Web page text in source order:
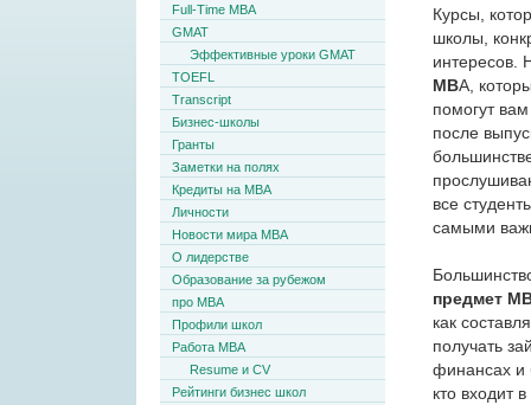
Курсы,
школы,
интересов.
MBA,
помогут
после
все
самыми
предмет
как
получать
финансах и
кто входит
Full-Time MBA
GMAT
Эффективные уроки GMAT
TOEFL
Transcript
Бизнес-школы
Гранты
Заметки на полях
Кредиты на MBA
Личности
Новости мира MBA
О лидерстве
Образование за рубежом
про MBA
Профили школ
Работа MBA
Resume и CV
Рейтинги бизнес школ